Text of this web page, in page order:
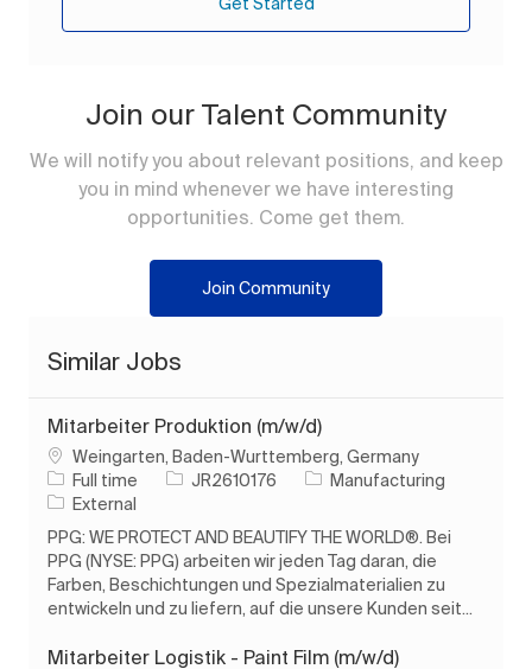
Join our Talent Community
We will notify you about relevant positions, and keep
you in mind whenever we have interesting
opportunities. Come get them.
Join Community
Similar Jobs
Mitarbeiter Produktion (m/w/d)
Location
Weingarten, Baden-Wurttemberg, Germany
Job Type
Full time Job IdJR2610176 Category
Manufacturing
External
PPG: WE PROTECT AND BEAUTIFY THE WORLD®. Bei
PPG (NYSE: PPG) arbeiten wir jeden Tag daran, die
Farben, Beschichtungen und Spezialmaterialien zu
entwickeln und zu liefern, auf die unsere Kunden seit...
Mitarbeiter Logistik - Paint Film (m/w/d)